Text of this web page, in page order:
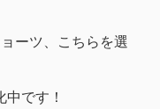
ーツ、こちらを選
です！